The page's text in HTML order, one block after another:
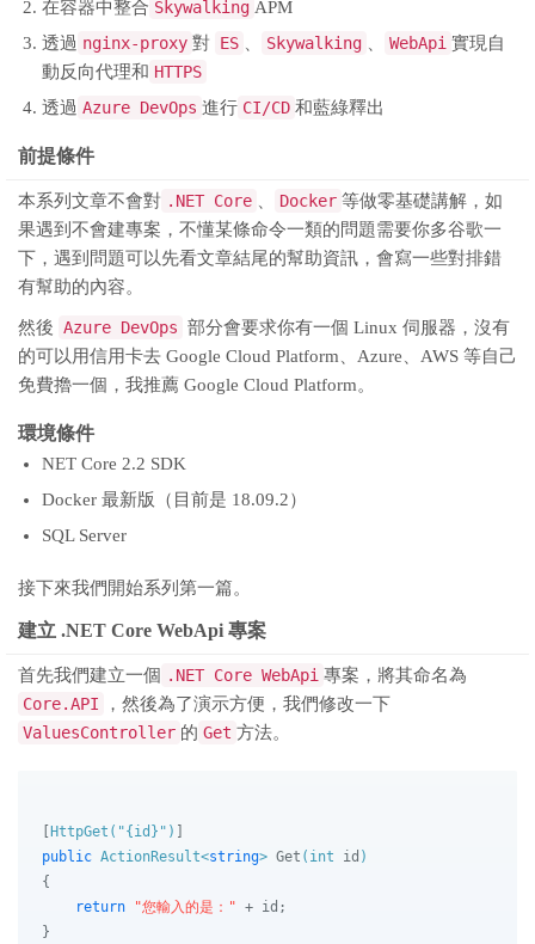
在容器中整合 Skywalking APM
透過 nginx-proxy 對 ES Skywalking WebApi 實現自
動反向代理和 HTTPS
透過 Azure DevOps 進行 CI/CD 和藍綠釋出
前提條件
本系列文章不會對 .NET Core Docker 等做零基礎講解，如
果遇到不會建專案，不懂某條命令一類的問題需要你多谷歌一
下，遇到問題可以先看文章結尾的幫助資訊，會寫一些對排錯
有幫助的內容。
然後 Azure DevOps 部分會要求你有一個 Linux 伺服器，沒有
的可以用信用卡去 Google Cloud Platform、Azure、AWS 等自己
免費擼一個，我推薦 Google Cloud Platform。
環境條件
NET Core 2.2 SDK
Docker 最新版（目前是 18.09.2）
SQL Server
接下來我們開始系列第一篇。
建立 .NET Core WebApi 專案
首先我們建立一個 .NET Core WebApi 專案，將其命名為
Core.API
，然後為了演示方便，我們修改一下
ValuesController 的 Get 方法。
HttpGet( "{id}" )
public ActionResult<string> Get ( int id )
{
return
"您輸入的是：" + id;